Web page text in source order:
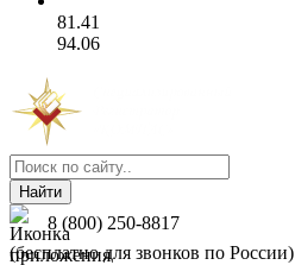
81.41
94.06
Найти
8 (800) 250-8817
(бесплатно для звонков по России)